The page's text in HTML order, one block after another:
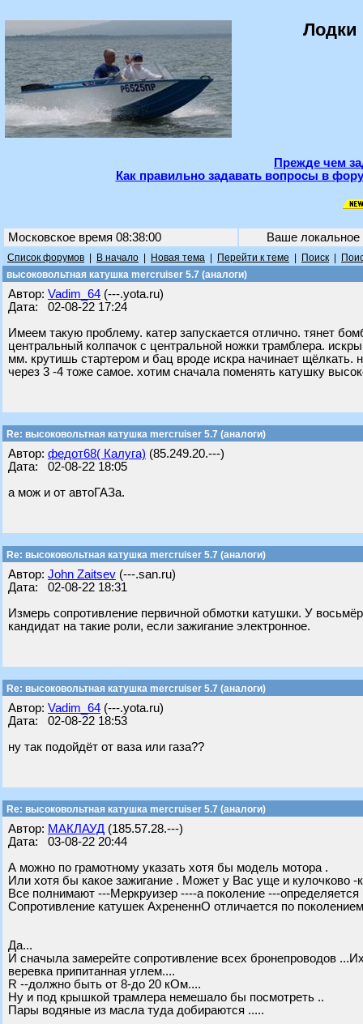
Лодки
Прежде чем
Как правильно задавать вопросы в
Московское время 08:38:00 Ваше
Список форумов В начало Новая тема Перейти к теме Поиск
высоковольтная катушка mercruiser 5.7 (аналоги)
Автор: Vadim_64 (---.yota.ru)
Дата: 02-08-22 17:24
Имеем такую проблему. катер запускается отлично. тянет
центральный колпачок с центральной ножки трамблера.
мм. крутишь стартером и бац вроде искра начинает щёлкать.
через 3 -4 тоже самое. хотим сначала поменять катушку
Re: высоковольтная катушка mercruiser 5.7 (аналоги)
Автор: федот68( Калуга) (85.249.20.---)
Дата: 02-08-22 18:05
а мож и от автоГАЗа.
Re: высоковольтная катушка mercruiser 5.7 (аналоги)
Автор: John Zaitsev (---.san.ru)
Дата: 02-08-22 18:31
Измерь сопротивление первичной обмотки катушки. У
кандидат на такие роли, если зажигание электронное.
Re: высоковольтная катушка mercruiser 5.7 (аналоги)
Автор: Vadim_64 (---.yota.ru)
Дата: 02-08-22 18:53
ну так подойдёт от ваза или газа??
Re: высоковольтная катушка mercruiser 5.7 (аналоги)
Автор: МАКЛАУД (185.57.28.---)
Дата: 03-08-22 20:44
А можно по грамотному указать хотя бы модель мотора .
Или хотя бы какое зажигание . Может у Вас уще и кулочково -
Все полнимают ---Меркруизер ----а поколение ---определяется
Сопротивление катушек АхрененнО отличается по
Да...
И сначыла замерейте сопротивление всех бронепроводов
веревка припитанная углем....
R --должно быть от 8-до 20 кОм....
Ну и под крышкой трамлера немешало бы посмотреть ..
Пары водяные из масла туда добираются .....